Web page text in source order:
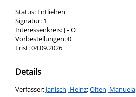
Status: Entliehen
Signatur: 1
Interessenkreis: J - O
Vorbestellungen:0
Frist:04.09.2026
Details
Verfasser: Suche nach diesem Verfasser
Janisch, Heinz;Olten, Manuela